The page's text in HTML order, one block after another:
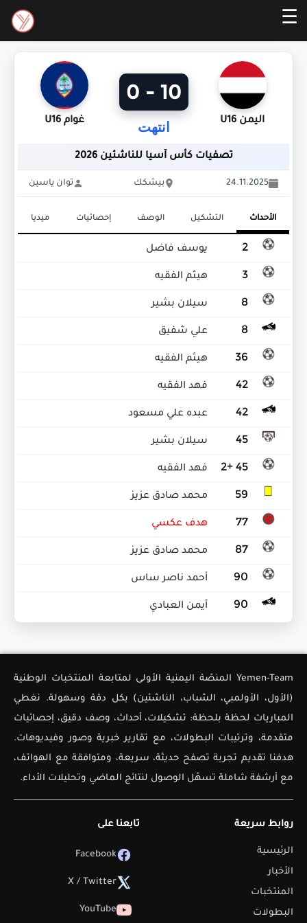
☰
اليمن U16
10 - 0
انتهت غوام U16
تصفيات كأس آسيا للناشئين 2026
24.11.2025 بيشكك توان ياسين
الأحداث التشكيل الوصف إحصائيات ميديا
2 يوسف فاضل
3 هيثم الفقيه
8 سيلان بشير
8 علي شفيق
36 هيثم الفقيه
42 فهد الفقيه
42 عبده علي مسعود
45 سيلان بشير
45 +2 فهد الفقيه
59 محمد صادق عزيز
77 هدف عكسي
87 محمد صادق عزيز
90 أحمد ناصر ساس
90 أيمن العبادي
Yemen-Team المنصّة اليمنية الأولى لمتابعة المنتخبات الوطنية
(الأول، الأولمبي، الشباب، الناشئين) بكل دقة وسهولة. نغطي
المباريات لحظة بلحظة: تشكيلات، أحداث، وصف دقيق، إحصائيات
متقدمة، وترتيبات البطولات، مع تقارير خبرية وصور وفيديوهات.
هدفنا تقديم تجربة تصفح حديثة، سريعة، ومتوافقة مع الهواتف،
مع أرشفة شاملة تسهّل الوصول لنتائج الماضي وتحليلات الأداء.
روابط سريعة
الرئيسية
الأخبار
المنتخبات
البطولات
تابعنا على
Facebook
X / Twitter
YouTube